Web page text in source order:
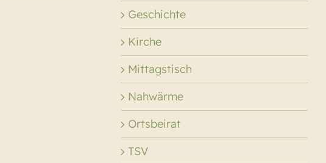
Geschichte
Kirche
Mittagstisch
Nahwärme
Ortsbeirat
TSV